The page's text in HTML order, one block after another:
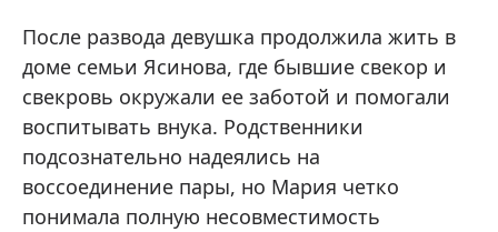
После развода девушка продолжила жить в
доме семьи Ясинова, где бывшие свекор и
свекровь окружали ее заботой и помогали
воспитывать внука. Родственники
подсознательно надеялись на
воссоединение пары, но Мария четко
понимала полную несовместимость